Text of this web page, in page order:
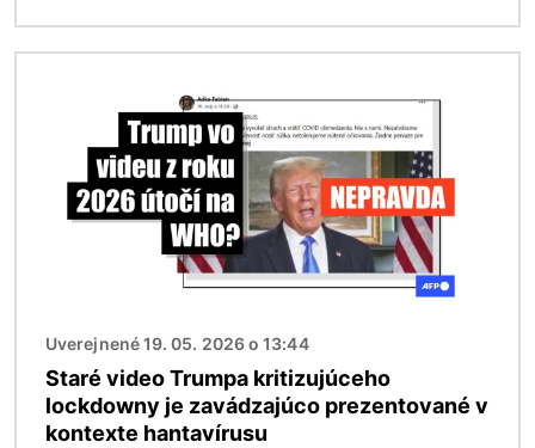
Uverejnené 19. 05. 2026 o 13:44
Staré video Trumpa kritizujúceho
lockdowny je zavádzajúco prezentované v
kontexte hantavírusu